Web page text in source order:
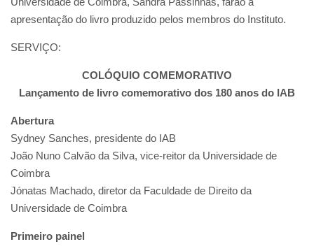
apresentação do livro produzido pelos membros do Instituto.
SERVIÇO:
COLÓQUIO COMEMORATIVO
Lançamento de livro comemorativo dos 180 anos do IAB
Abertura
Sydney Sanches, presidente do IAB
João Nuno Calvão da Silva, vice-reitor da Universidade de
Coimbra
Jónatas Machado, diretor da Faculdade de Direito da
Universidade de Coimbra
Primeiro painel